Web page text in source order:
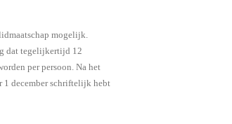
mogelijk.
dat tegelijkertijd 12
per persoon. Na het
1 december schriftelijk hebt